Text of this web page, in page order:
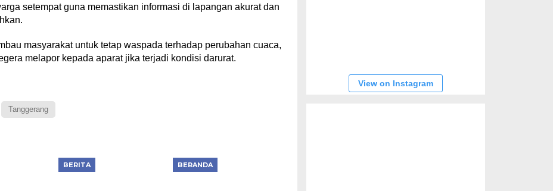
setempat guna memastikan informasi di lapangan akurat dan
masyarakat untuk tetap waspada terhadap perubahan cuaca,
melapor kepada aparat jika terjadi kondisi darurat.
Tanggerang
BERITA BERANDA
View on Instagram